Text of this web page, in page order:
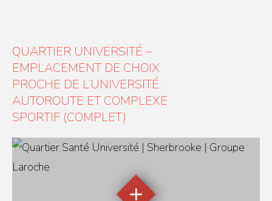
QUARTIER UNIVERSITÉ –
EMPLACEMENT DE CHOIX
PROCHE DE L’UNIVERSITÉ,
AUTOROUTE ET COMPLEXE
SPORTIF (COMPLET)